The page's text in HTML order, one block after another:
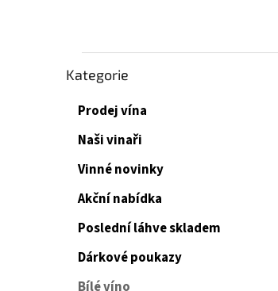
Přeskočit
kategorie
Kategorie
Prodej vína
Naši vinaři
Vinné novinky
Akční nabídka
Poslední láhve skladem
Dárkové poukazy
Bílé víno